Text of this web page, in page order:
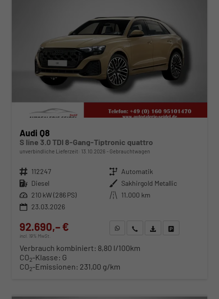
Audi Q8
S line 3.0 TDI 8-Gang-Tiptronic quattro
unverbindliche Lieferzeit: 13.10.2026 Gebrauchtwagen
Fahrzeugnr. 112247 Getriebe Automatik
Kraftstoff Diesel Außenfarbe Sakhirgold Metallic
Leistung 210 kW (286 PS) Kilometerstand 11.000 km
23.03.2026
92.690,– €
incl. 19% MwSt.
WhatsApp anfragen
Wir rufen Sie anFahrzeugexposé (PDF)
Verbrauch kombiniert: 8,80 l/100km
CO2-Klasse: G
CO2-Emissionen: 231,00 g/km